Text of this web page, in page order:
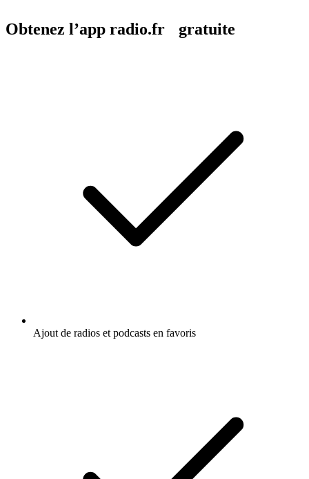
Obtenez l’app radio.fr gratuite
Ajout de radios et podcasts en favoris